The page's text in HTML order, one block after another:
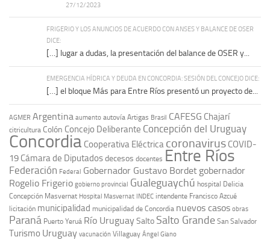
27/12/2023
FRIGERIO Y LOS ANUNCIOS DE ACUERDO CON ANSES Y BALANCE DE OSER
DICE:
[…] lugar a dudas, la presentación del balance de OSER y...
EMERGENCIA HÍDRICA Y DEUDA EN CONCORDIA: SESIÓN DEL CONCEJO DICE:
[…] el bloque Más para Entre Ríos presentó un proyecto de...
AGMER Argentina aumento autovía Artigas Brasil CAFESG Chajarí
citricultura Colón Concejo Deliberante Concepción del Uruguay
Concordia Cooperativa Eléctrica coronavirus COVID-
19 Cámara de Diputadosdecesos docentes Entre Ríos
Federación Federal Gobernador Gustavo Bordet gobernador
Rogelio Frigerio gobierno provincial Gualeguaychú hospital Delicia
Concepción Masvernat Hospital Masvernat INDEC intendente Francisco Azcué
licitación municipalidad municipalidad de Concordia nuevos casos obras
Paraná Puerto Yeruá Río UruguaySalto Salto Grande San Salvador
Turismo Uruguay vacunación Villaguay Ángel Giano